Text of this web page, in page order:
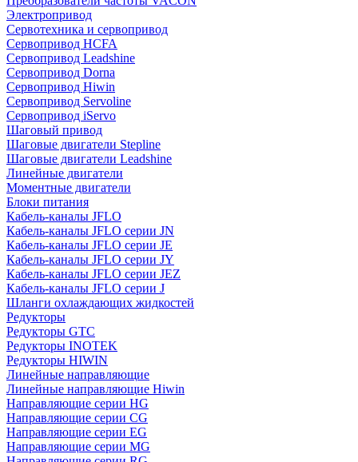
Электропривод
Сервотехника и сервопривод
Сервопривод HCFA
Сервопривод Leadshine
Сервопривод Dorna
Сервопривод Hiwin
Сервопривод Servoline
Сервопривод iServo
Шаговый привод
Шаговые двигатели Stepline
Шаговые двигатели Leadshine
Линейные двигатели
Моментные двигатели
Блоки питания
Кабель-каналы JFLO
Кабель-каналы JFLO серии JN
Кабель-каналы JFLO серии JE
Кабель-каналы JFLO серии JY
Кабель-каналы JFLO серии JEZ
Кабель-каналы JFLO серии J
Шланги охлаждающих жидкостей
Редукторы
Редукторы GTC
Редукторы INOTEK
Редукторы HIWIN
Линейные направляющие
Линейные направляющие Hiwin
Направляющие серии HG
Направляющие серии CG
Направляющие серии EG
Направляющие серии MG